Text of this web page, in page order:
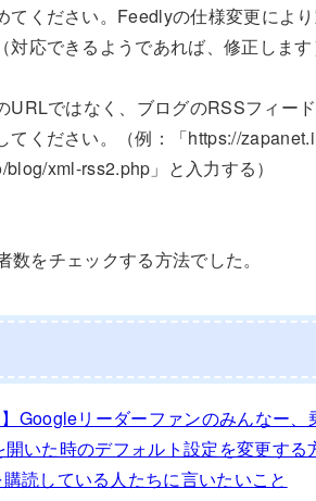
てください。Feedlyの仕様変更によ
応できるようであれば、修正します
URLではなく、ブログのRSSフィー
てください。（例：「https://
blog/xml-rss2.php」と入力する）
をチェックする方法でした。
】Googleリーダーファンのみんなー
いた時のデフォルト設定を変更する
読している人たちに言いたいこと